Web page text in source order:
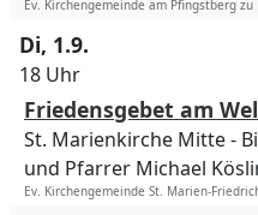
Ev. Kirchengemeinde am Pfingstberg zu
Di, 1.9.
18 Uhr
Friedensgebet am
St. Marienkirche Mitte
und Pfarrer Michael
Ev. Kirchengemeinde St. Marien-